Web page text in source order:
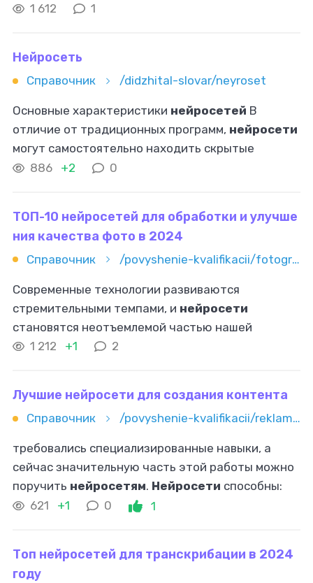
общения, образования и маркетинга, и
1 612 1
Нейросеть
Справочник /didzhital-slovar/neyroset
Основные характеристики нейросетей В
отличие от традиционных программ, нейросети
могут самостоятельно находить скрытые
взаимосвязи без заранее заданных инструкций.
886 +2 0
ТОП-10 нейросетей для обработки и улучше
ния качества фото в 2024
Справочник /povyshenie-kvalifikacii/fotografiya/top-10-neyrosetey-dlya-obrabotki-i-uluchsheniya-kachestva-foto-v
Современные технологии развиваются
стремительными темпами, и нейросети
становятся неотъемлемой частью нашей
повседневной жизни. Они используются в
1 212 +1 2
Лучшие нейросети для создания контента
Справочник /povyshenie-kvalifikacii/reklama-i-marketing/kontent-marketing/top-neyrosetey-dlya-sozdaniya-kontenta-teksty-izobrajeniya-video
требовались специализированные навыки, а
сейчас значительную часть этой работы можно
поручить нейросетям. Нейросети способны:
анализировать текстовые запросы;
621 +1 0 1
Топ нейросетей для транскрибации в 2024
году